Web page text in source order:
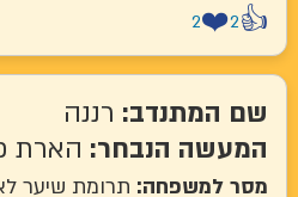
2
רננה
הנבחר:הארת פנים
למשפחה:תרומת שיער לארגון